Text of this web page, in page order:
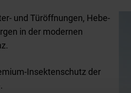
und Türöffnungen, Hebe-
in der modernen
Insektenschutz der